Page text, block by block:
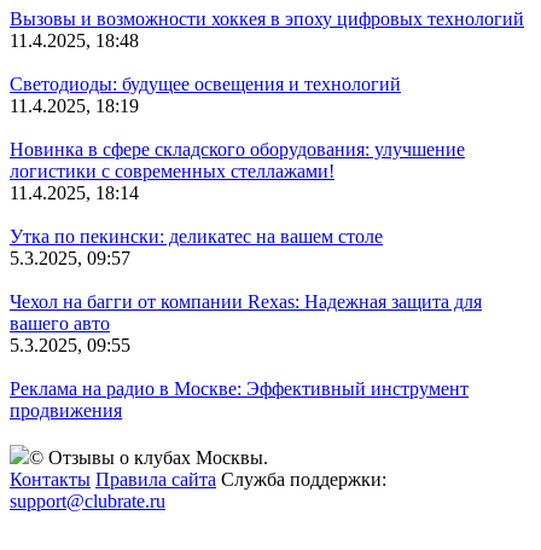
Вызовы и возможности хоккея в эпоху цифровых технологий
11.4.2025, 18:48
Светодиоды: будущее освещения и технологий
11.4.2025, 18:19
Новинка в сфере складского оборудования: улучшение
логистики с современных стеллажами!
11.4.2025, 18:14
Утка по пекински: деликатес на вашем столе
5.3.2025, 09:57
Чехол на багги от компании Rexas: Надежная защита для
вашего авто
5.3.2025, 09:55
Реклама на радио в Москве: Эффективный инструмент
продвижения
© Отзывы о клубах Москвы.
Контакты Правила сайта Служба поддержки:
support@clubrate.ru